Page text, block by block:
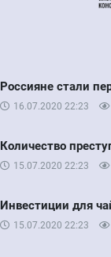
Россияне стали
16.07.2020 22:23
Количество
15.07.2020 22:23
Инвестиции для
15.07.2020 22:23